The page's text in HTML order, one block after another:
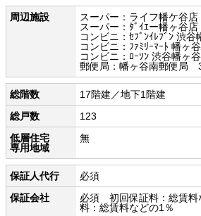
周辺施設
スーパー：ライフ幡ケ谷
スーパー：ﾀﾞｲｴー幡ヶ
コンビニ：ｾﾌﾞﾝｲﾚﾌﾞﾝ 渋
コンビニ：ﾌｧﾐﾘｰﾏｰﾄ 幡
コンビニ：ﾛｰｿﾝ 渋谷幡ヶ
郵便局：幡ヶ谷南郵便局
総階数
17階建／地下1階建
総戸数
123
低層住宅
専用地域
無
保証人代行
必須
保証会社
必須 初回保証料：総賃
料：総賃料などの1％